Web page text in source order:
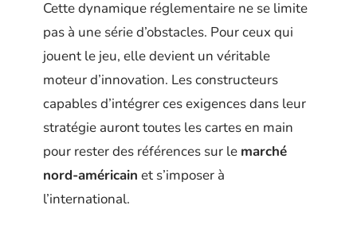
Cette dynamique réglementaire ne se limite
pas à une série d’obstacles. Pour ceux qui
jouent le jeu, elle devient un véritable
moteur d’innovation. Les constructeurs
capables d’intégrer ces exigences dans leur
stratégie auront toutes les cartes en main
pour rester des références sur le marché
nord-américain et s’imposer à
l’international.